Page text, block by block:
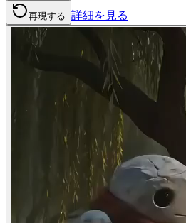
再現する 詳細を見る